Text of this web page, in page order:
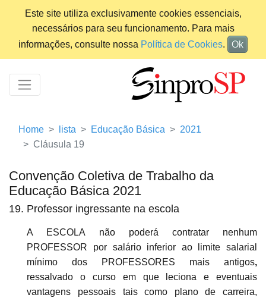
Este site utiliza exclusivamente cookies essenciais,
necessários para seu funcionamento. Para mais
informações, consulte nossa Política de Cookies. Ok
Home lista Educação Básica
2021
Cláusula 19
Convenção Coletiva de Trabalho da
Educação Básica 2021
19. Professor ingressante na escola
A ESCOLA não poderá contratar nenhum
PROFESSOR por salário inferior ao limite salarial
mínimo dos PROFESSORES mais antigos,
ressalvado o curso em que leciona e eventuais
vantagens pessoais tais como plano de carreira,